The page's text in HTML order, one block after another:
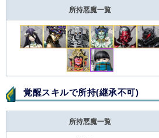
所持悪魔一覧
覚醒スキルで所持(継承不可)
所持悪魔一覧